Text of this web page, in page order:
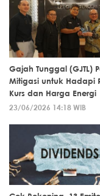
Gajah Tunggal (GJTL)
Mitigasi untuk Hadapi
Kurs dan Harga Energi
23/06/2026 14:18 WIB